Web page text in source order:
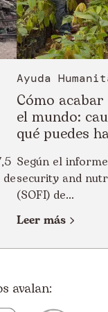
Ayuda
Cómo
el mundo:
qué puedes
Según el
security and
(SOFI) de...
Leer más
avalan: